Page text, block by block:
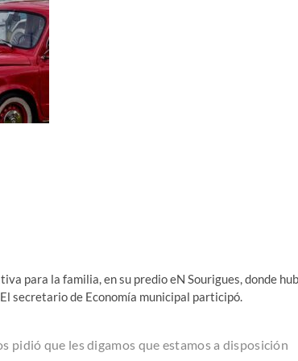
para la familia, en su predio eN Sourigues, donde
secretario de Economía municipal participó.
pidió que les digamos que estamos a disposición